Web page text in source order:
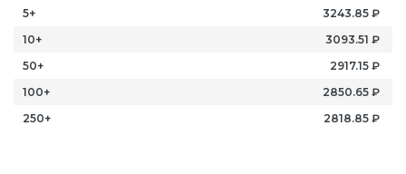
5+
3243.85 ₽
10+
3093.51 ₽
50+
2917.15 ₽
100+
2850.65 ₽
250+
2818.85 ₽